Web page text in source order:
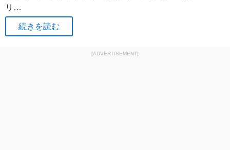
リ…
続きを読む
[ADVERTISEMENT]